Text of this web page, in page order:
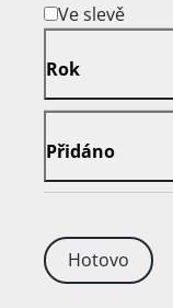
Ve slevě
Rok
Přidáno
Hotovo